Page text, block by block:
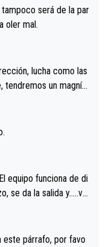
podríamos ten
será de la par
oler mal.
lucha como las
tendremos un magnífi
equipo funciona de di
se da la salida y…..ve
momentos tan
este párrafo, por favo